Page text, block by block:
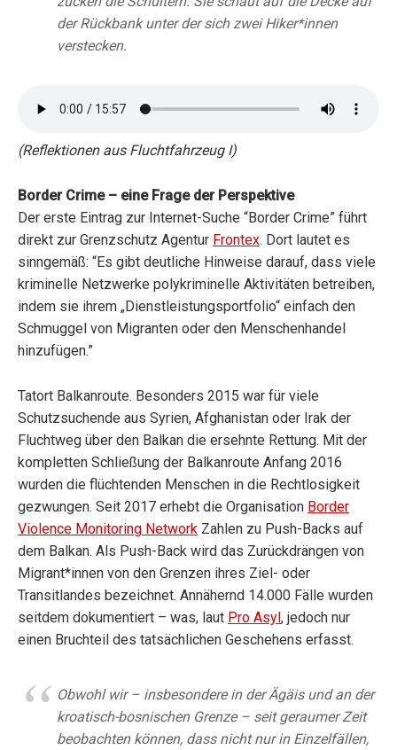
der Rückbank unter der sich zwei Hiker*innen
verstecken.
(Reflektionen aus Fluchtfahrzeug I)
Border Crime – eine Frage der Perspektive
Der erste Eintrag zur Internet-Suche “Border Crime” führt
direkt zur Grenzschutz Agentur Frontex. Dort lautet es
sinngemäß: “Es gibt deutliche Hinweise darauf, dass viele
kriminelle Netzwerke polykriminelle Aktivitäten betreiben,
indem sie ihrem „Dienstleistungsportfolio“ einfach den
Schmuggel von Migranten oder den Menschenhandel
hinzufügen.”
Tatort Balkanroute. Besonders 2015 war für viele
Schutzsuchende aus Syrien, Afghanistan oder Irak der
Fluchtweg über den Balkan die ersehnte Rettung. Mit der
kompletten Schließung der Balkanroute Anfang 2016
wurden die flüchtenden Menschen in die Rechtlosigkeit
gezwungen. Seit 2017 erhebt die Organisation Border
Violence Monitoring Network Zahlen zu Push-Backs auf
dem Balkan. Als Push-Back wird das Zurückdrängen von
Migrant*innen von den Grenzen ihres Ziel- oder
Transitlandes bezeichnet. Annähernd 14.000 Fälle wurden
seitdem dokumentiert – was, laut Pro Asyl, jedoch nur
einen Bruchteil des tatsächlichen Geschehens erfasst.
Obwohl wir – insbesondere in der Ägäis und an der
kroatisch-bosnischen Grenze – seit geraumer Zeit
beobachten können, dass nicht nur in Einzelfällen,